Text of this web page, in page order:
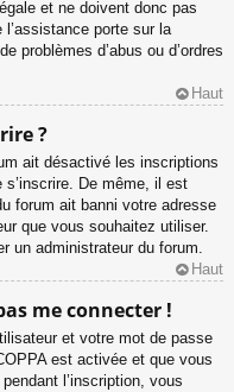
et ne doivent donc pas
porte sur la
problèmes d’abus ou d’ordres
Haut
?
ait désactivé les inscriptions
s’inscrire. De même, il est
forum ait banni votre adresse
que vous souhaitez utiliser.
un administrateur du forum.
Haut
me connecter !
et votre mot de passe
est activée et que vous
l’inscription, vous